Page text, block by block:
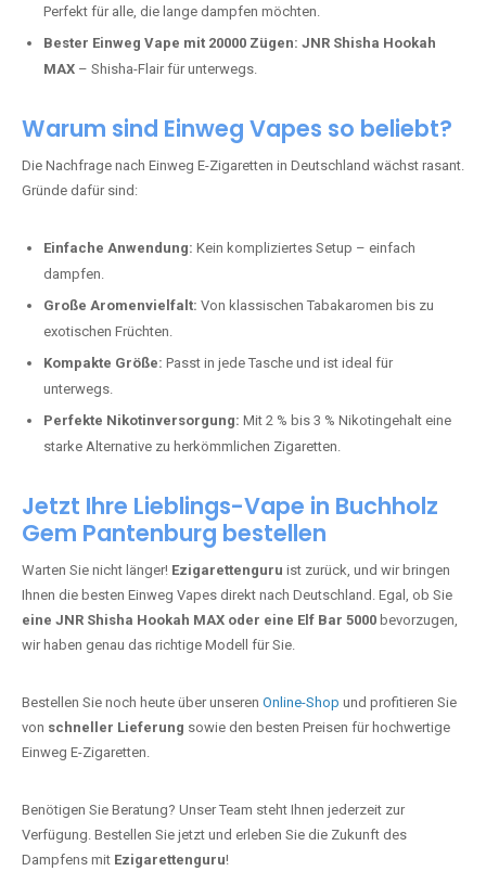
Perfekt für alle, die lange dampfen möchten.
Bester Einweg Vape mit 20000 Zügen: JNR Shisha Hookah
MAX – Shisha-Flair für unterwegs.
Warum sind Einweg Vapes so beliebt?
Die Nachfrage nach Einweg E-Zigaretten in Deutschland wächst rasant.
Gründe dafür sind:
Einfache Anwendung: Kein kompliziertes Setup – einfach
dampfen.
Große Aromenvielfalt: Von klassischen Tabakaromen bis zu
exotischen Früchten.
Kompakte Größe: Passt in jede Tasche und ist ideal für
unterwegs.
Perfekte Nikotinversorgung: Mit 2 % bis 3 % Nikotingehalt eine
starke Alternative zu herkömmlichen Zigaretten.
Jetzt Ihre Lieblings-Vape in Buchholz
Gem Pantenburg bestellen
Warten Sie nicht länger! Ezigarettenguru ist zurück, und wir bringen
Ihnen die besten Einweg Vapes direkt nach Deutschland. Egal, ob Sie
eine JNR Shisha Hookah MAX oder eine Elf Bar 5000 bevorzugen,
wir haben genau das richtige Modell für Sie.
Bestellen Sie noch heute über unseren Online-Shop und profitieren Sie
von schneller Lieferung sowie den besten Preisen für hochwertige
Einweg E-Zigaretten.
Benötigen Sie Beratung? Unser Team steht Ihnen jederzeit zur
Verfügung. Bestellen Sie jetzt und erleben Sie die Zukunft des
Dampfens mit Ezigarettenguru!